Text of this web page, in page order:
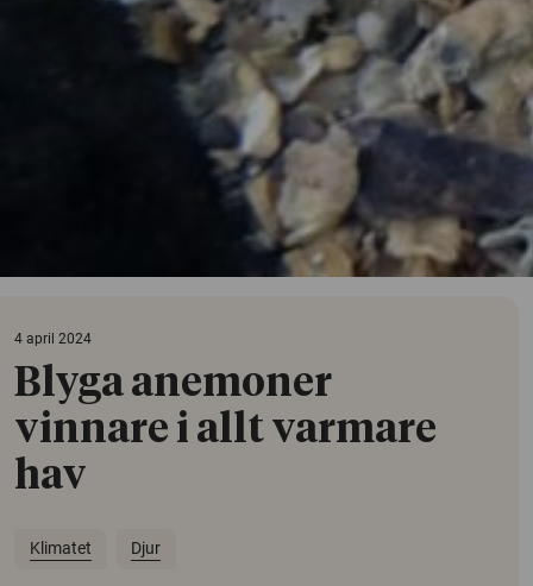
4 april 2024
Blyga anemoner
vinnare i allt varmare
hav
Klimatet Djur